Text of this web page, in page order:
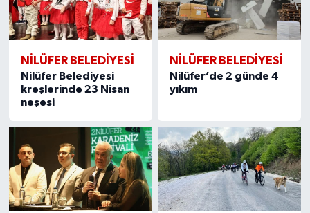
NİLÜFER BELEDİYESİ
Nilüfer Belediyesi
kreşlerinde 23 Nisan
neşesi
NİLÜFER BELEDİYESİ
Nilüfer’de 2 günde 4
yıkım